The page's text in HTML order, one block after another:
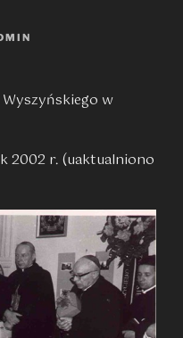
Wyszyńskiego w
2002 r. (uaktualniono